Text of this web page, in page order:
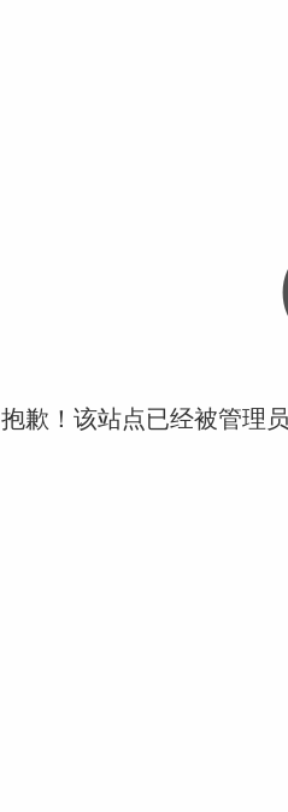
抱歉！该站点已经被管理